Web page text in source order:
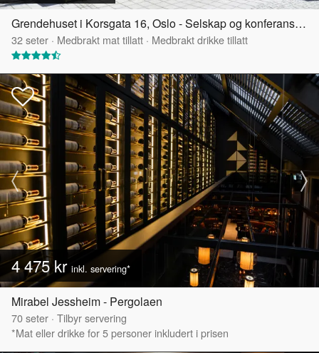
Grendehuset i Korsgata 16, Oslo - Selskap og konferanselokale
32seter · Medbrakt mat tillatt · Medbrakt drikke tillatt
4 475 kr inkl. servering*
Mirabel Jessheim - Pergolaen
70seter · Tilbyr servering
*Mat eller drikke for 5 personer inkludert i prisen